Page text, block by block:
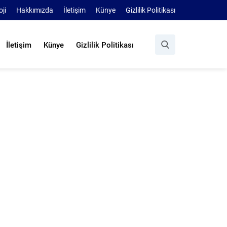
Hakkımızda İletişim Künye Gizlilik Politikası
İletişim Künye Gizlilik Politikası